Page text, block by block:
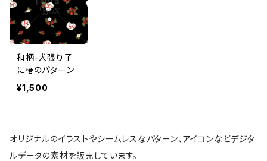
和柄-犬張り子
に椿のパターン
¥1,500
オリジナルのイラストやシームレスなパターン、アイコンなどデジタ
ルデータの素材を販売しています。